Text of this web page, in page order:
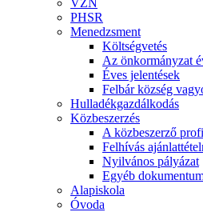
VZN
PHSR
Menedzsment
Költségvetés
Az önkormányzat
Éves jelentések
Felbár község
Hulladékgazdálkodás
Közbeszerzés
A közbeszerző
Felhívás
Nyilvános pályázat
Egyéb
Alapiskola
Óvoda